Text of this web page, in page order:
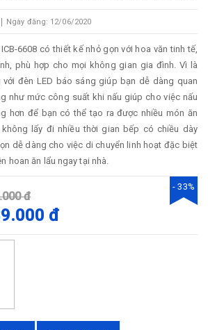
Ngày đăng: 12/06/2020
6608 có thiết kế nhỏ gọn với hoa văn tinh tế,
phù hợp cho mọi không gian gia đình. Vì là
đèn LED báo sáng giúp bạn dễ dàng quan
như mức công suất khi nấu giúp cho việc nấu
hơn để bạn có thể tạo ra được nhiều món ăn
lấy đi nhiều thời gian bếp có chiều dày
dễ dàng cho việc di chuyển linh hoạt đặc biệt
hoan ăn lẩu ngay tại nhà.
đ
đ
- 33%